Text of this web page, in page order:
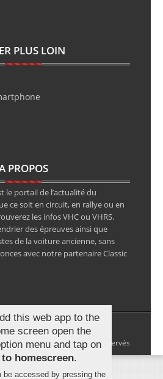
PLUS LOIN
PROPOS
le portail de l’actualité du
ce soit en circuit, en rallye ou en
les infos VHC ou VHRS.
des épreuves ainsi que
de la voiture ancienne, sans
avec notre partenaire Classic
tous droits réservés
this web app to the
screen open the
menu and tap on
homescreen.
be accessed by pressing the